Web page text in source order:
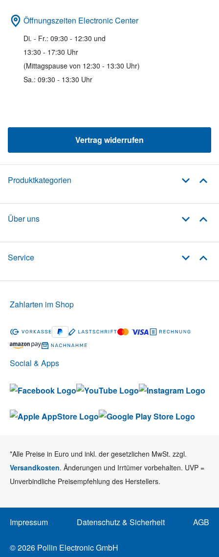
Öffnungszeiten Electronic Center
Di. - Fr.: 09:30 - 12:30 und
13:30 - 17:30 Uhr
(Mittagspause von 12:30 - 13:30 Uhr)
Sa.: 09:30 - 13:30 Uhr
Vertrag widerrufen
Produktkategorien
Über uns
Service
Social & Apps
Zahlarten im Shop
*Alle Preise in Euro und inkl. der gesetzlichen MwSt. zzgl.
Versandkosten. Änderungen und Irrtümer vorbehalten. UVP =
Unverbindliche Preisempfehlung des Herstellers.
Impressum Datenschutz & Sicherheit AGB
© 2026 Pollin Electronic GmbH